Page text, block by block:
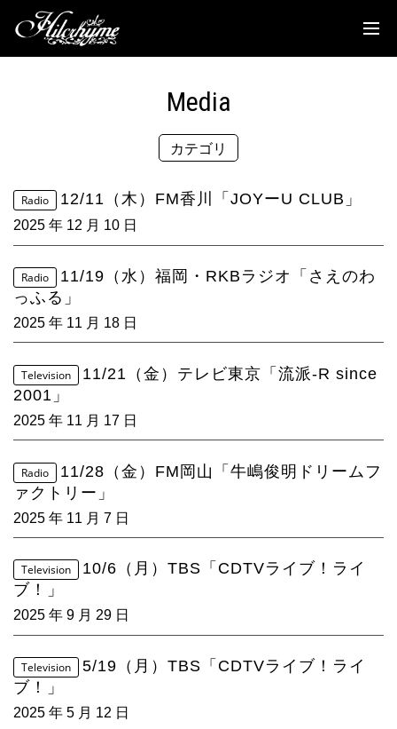
Discography
Biography
Media
Goods
Mobile
Contact us
Media
カテゴリ
Radio 12/11（木）FM香川「JOYーU CLUB」
2025 年 12 月 10 日
Radio
11/19（水）福岡・RKBラジオ「さえのわ
っふる」
2025 年 11 月 18 日
Television
11/21（金）テレビ東京「流派-R since
2001」
2025 年 11 月 17 日
Radio
11/28（金）FM岡山「牛嶋俊明ドリームフ
ァクトリー」
2025 年 11 月 7 日
Television
10/6（月）TBS「CDTVライブ！ライ
ブ！」
2025 年 9 月 29 日
Television
5/19（月）TBS「CDTVライブ！ライ
ブ！」
2025 年 5 月 12 日